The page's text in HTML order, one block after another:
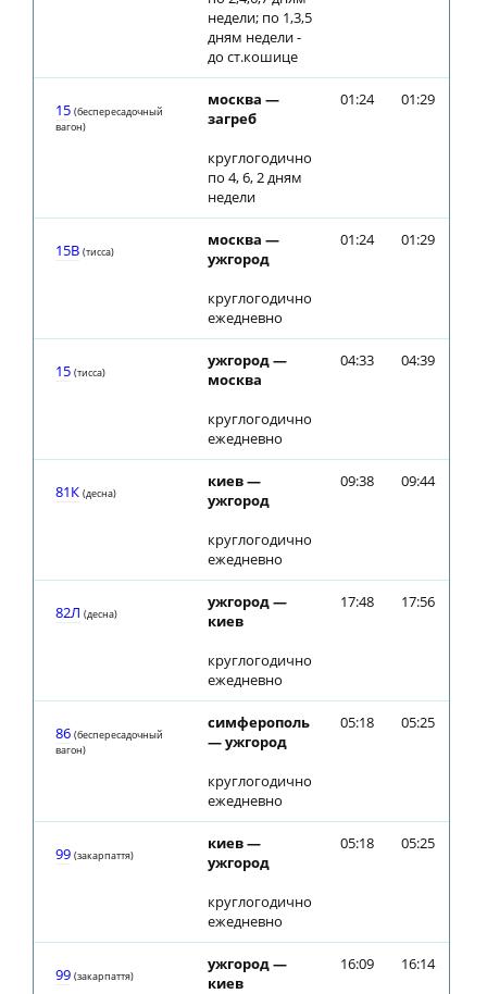
недели; по 1,3,5
дням недели -
до ст.кошице
15 (беспересадочный
вагон)
москва —
загреб
круглогодично
по 4, 6, 2 дням
недели
01:24 01:29
15В (тиcca)
москва —
ужгород
круглогодично
ежедневно
01:24 01:29
15 (тиcca)
ужгород —
москва
круглогодично
ежедневно
04:33 04:39
81К (десна)
киев —
ужгород
круглогодично
ежедневно
09:38 09:44
82Л (десна)
ужгород —
киев
круглогодично
ежедневно
17:48 17:56
86 (беспересадочный
вагон)
симферополь
— ужгород
круглогодично
ежедневно
05:18 05:25
99 (закарпаття)
киев —
ужгород
круглогодично
ежедневно
05:18 05:25
99 (закарпаття)
ужгород —
киев
16:09 16:14